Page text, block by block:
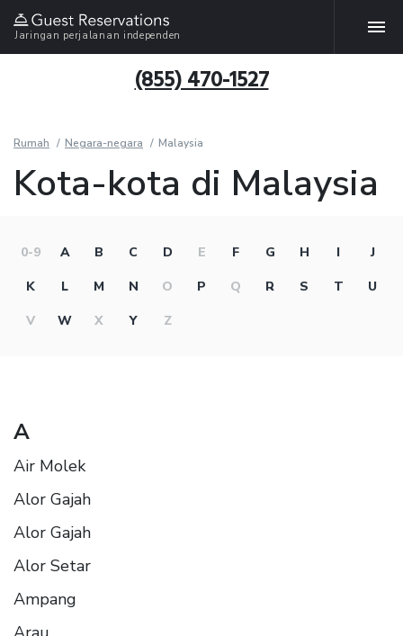
Jaringan perjalanan independen
(855) 470-1527
Rumah Negara-negara Malaysia
Kota-kota di Malaysia
0-9 A B C D E F G H I
J
K
L M N O P Q R S T
U
V
W X Y Z
A
Air Molek
Alor Gajah
Alor Gajah
Alor Setar
Ampang